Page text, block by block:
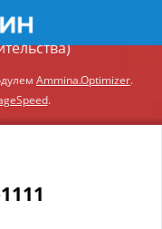
Ammina.Регионы
Ammina.Optimizer.
.